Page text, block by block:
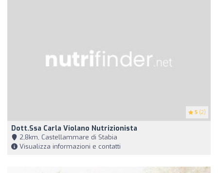
5 (2)
Dott.ssa Carla Violano Nutrizionista
2,8km, Castellammare di Stabia
Visualizza informazioni e contatti